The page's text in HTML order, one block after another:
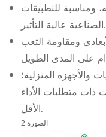
ومناسبة للتطبيقات
الصناعية عالية التأثير.
ومقاومة التعب
والأجهزة المنزلية؛
ذات متطلبات الأداء
الأقل.
الصورة 2